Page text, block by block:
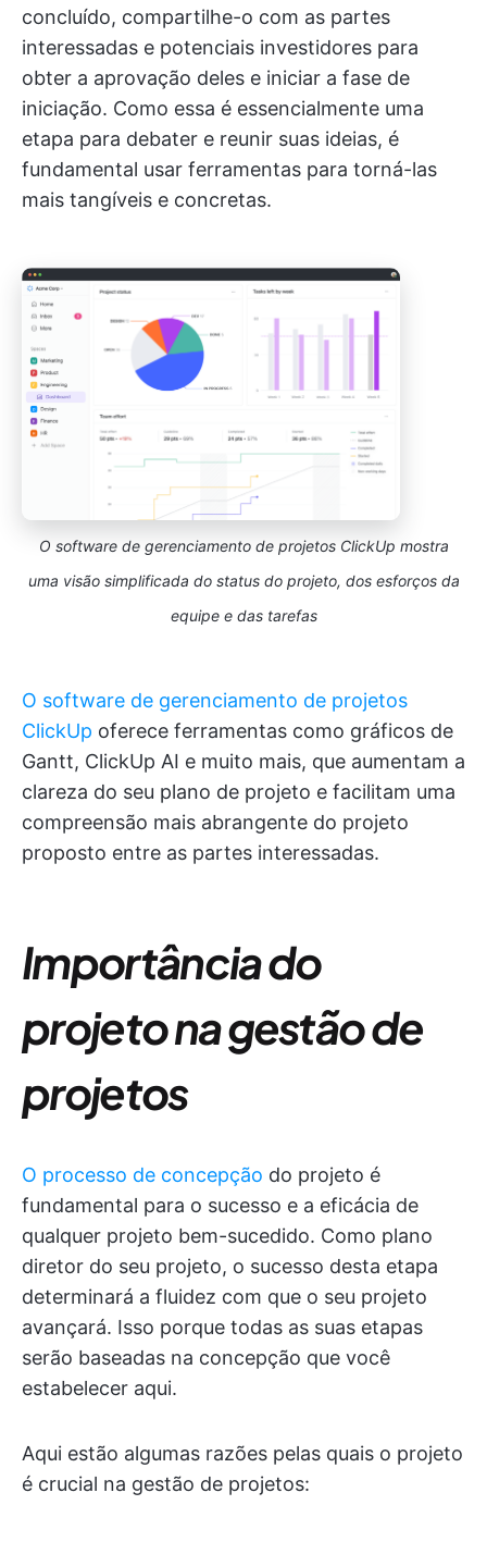
concluído, compartilhe-o com as partes
interessadas e potenciais investidores para
obter a aprovação deles e iniciar a fase de
iniciação. Como essa é essencialmente uma
etapa para debater e reunir suas ideias, é
fundamental usar ferramentas para torná-las
mais tangíveis e concretas.
O software de gerenciamento de projetos ClickUp mostra
uma visão simplificada do status do projeto, dos esforços da
equipe e das tarefas
O software de gerenciamento de projetos
ClickUp oferece ferramentas como gráficos de
Gantt, ClickUp AI e muito mais, que aumentam a
clareza do seu plano de projeto e facilitam uma
compreensão mais abrangente do projeto
proposto entre as partes interessadas.
Importância do
projeto na gestão de
projetos
O processo de concepção do projeto é
fundamental para o sucesso e a eficácia de
qualquer projeto bem-sucedido. Como plano
diretor do seu projeto, o sucesso desta etapa
determinará a fluidez com que o seu projeto
avançará. Isso porque todas as suas etapas
serão baseadas na concepção que você
estabelecer aqui.
Aqui estão algumas razões pelas quais o projeto
é crucial na gestão de projetos: